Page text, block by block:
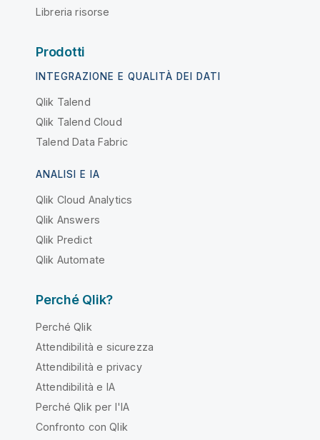
Libreria risorse
Prodotti
INTEGRAZIONE E QUALITÀ DEI DATI
Qlik Talend
Qlik Talend Cloud
Talend Data Fabric
ANALISI E IA
Qlik Cloud Analytics
Qlik Answers
Qlik Predict
Qlik Automate
Perché Qlik?
Perché Qlik
Attendibilità e sicurezza
Attendibilità e privacy
Attendibilità e IA
Perché Qlik per l'IA
Confronto con Qlik